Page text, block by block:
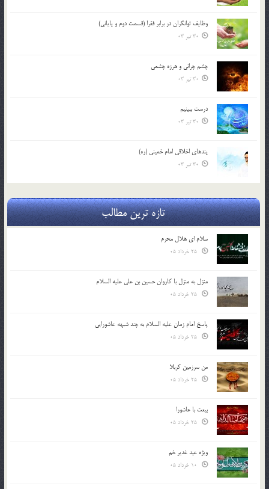
وظایف توانگران در برابر فقرا (قسمت دوم و پایانی)
30 تیر 03
چشم ‏چرانى و هرزه‏ چشمى
30 تیر 03
درست ببينيم
30 تیر 03
پندهاي اخلاقي امام خميني (ره)
30 تیر 03
تازه ترین مطالب
سلام ای هلال محرم
منزل به منزل با کاروان حسین بن علی علیه السلام
پاسخ امام زمان علیه السلام به چند شبهه عاشورایی
من سرزمین کربلا
بیعت با عاشورا
ویژه عید غدیر خم